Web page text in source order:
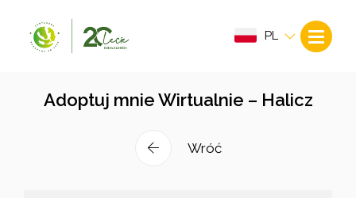
PL
Adoptuj mnie Wirtualnie – Halicz
Wróć